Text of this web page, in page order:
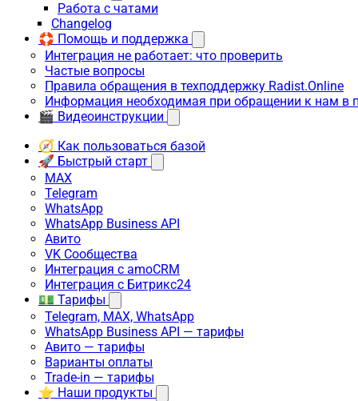
Работа с чатами
Changelog
🛟 Помощь и поддержка
Интеграция не работает: что проверить
Частые вопросы
Правила обращения в техподдержку Radist.Online
Информация необходимая при обращении к нам в
🎬 Видеоинструкции
🧭 Как пользоваться базой
🚀 Быстрый старт
MAX
Telegram
WhatsApp
WhatsApp Business API
Авито
VK Сообщества
Интеграция с amoCRM
Интеграция с Битрикс24
💵 Тарифы
Telegram, MAX, WhatsApp
WhatsApp Business API — тарифы
Авито — тарифы
Варианты оплаты
Trade-in — тарифы
⭐ Наши продукты